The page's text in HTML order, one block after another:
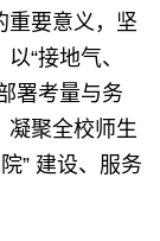
重要意义，坚
“接地气、
署考量与务
凝聚全校师生
” 建设、服务